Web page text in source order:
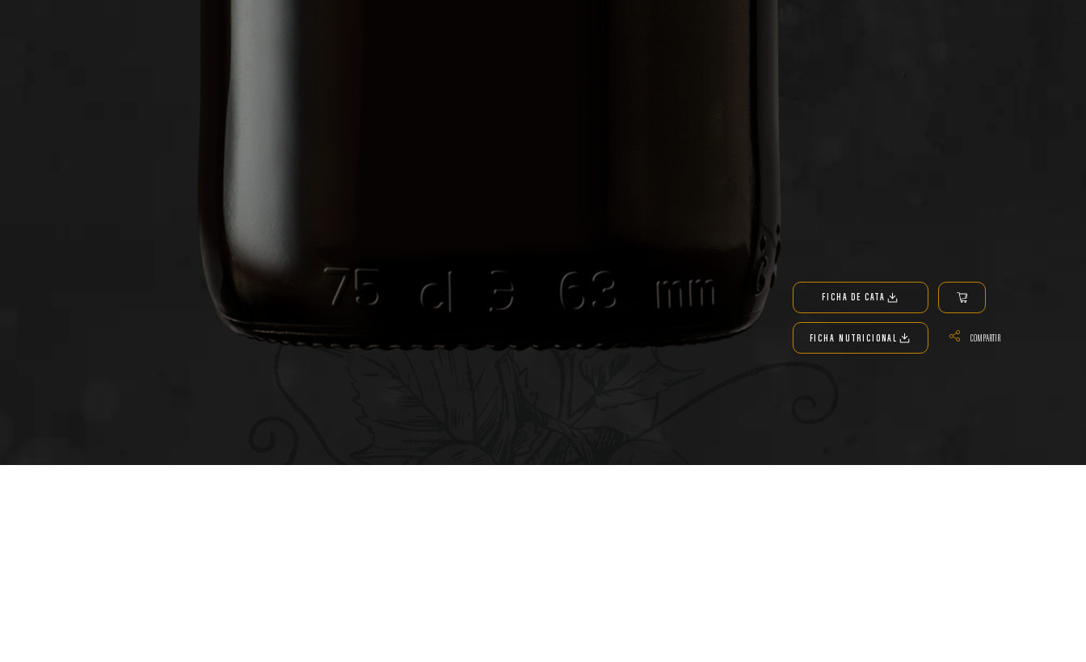
FICHA DE CATA
FICHA NUTRICIONAL Compartir
COMPARTIR